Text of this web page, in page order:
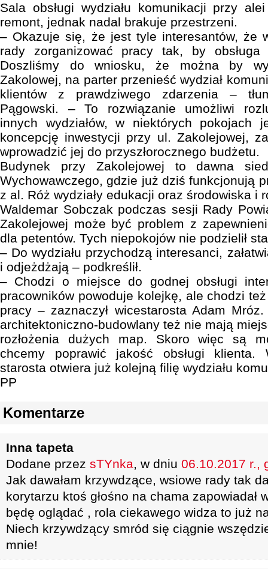
Sala obsługi wydziału komunikacji przy
remont, jednak nadal brakuje przestrzeni.
– Okazuje się, że jest tyle interesantów, że
rady zorganizować pracy tak, by obsługa
Doszliśmy do wniosku, że można by
Zakolowej, na parter przenieść wydział
klientów z prawdziwego zdarzenia –
Pągowski. – To rozwiązanie umożliwi
innych wydziałów, w niektórych pokojach
koncepcję inwestycji przy ul. Zakolejowej,
wprowadzić jej do przyszłorocznego budżetu.
Budynek przy Zakolejowej to dawna
Wychowawczego, gdzie już dziś funkcjonują
z al. Róż wydziały edukacji oraz środowiska i
Waldemar Sobczak podczas sesji Rady
Zakolejowej może być problem z
dla petentów. Tych niepokojów nie podzielił
– Do wydziału przychodzą interesanci,
i odjeżdżają – podkreślił.
– Chodzi o miejsce do godnej obsługi
pracowników powoduje kolejkę, ale chodzi
pracy – zaznaczył wicestarosta Adam
architektoniczno-budowlany też nie mają
rozłożenia dużych map. Skoro więc są
chcemy poprawić jakość obsługi klienta.
starosta otwiera już kolejną filię wydziału
PP
Komentarze
Inna tapeta
Dodane przez sTYnka, w dniu 06.10.2017 r.,
Jak dawałam krzywdzące, wsiowe rady tak
korytarzu ktoś głośno na chama zapowiadał
będę oglądać , rola ciekawego widza to już
Niech krzywdzący smród się ciągnie
mnie!